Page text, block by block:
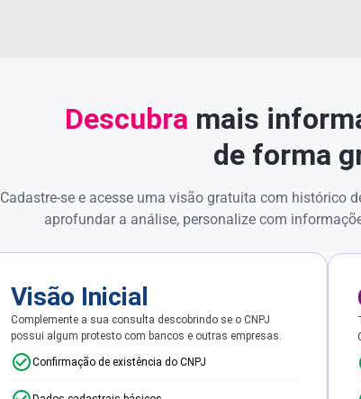
Descubra mais
de forma
Cadastre-se e acesse uma visão gratuita com histórico
aprofundar a análise, personalize com
Visão Inicial
Complemente a sua consulta descobrindo se o CNPJ
possui algum protesto com bancos e outras empresas.
Confirmação de existência do CNPJ